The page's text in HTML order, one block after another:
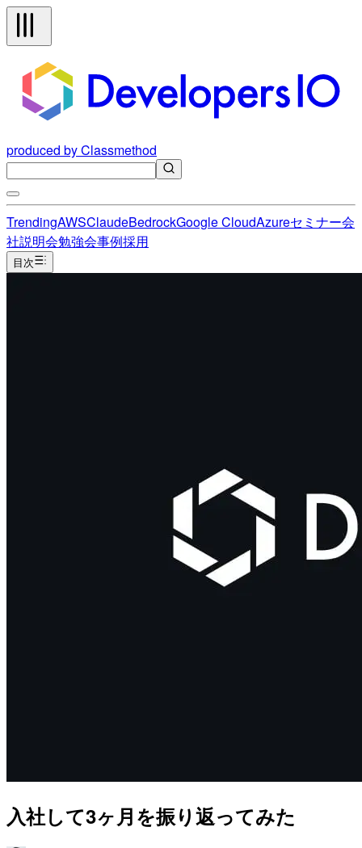
produced by Classmethod
TrendingAWSClaudeBedrockGoogle CloudAzureセミナー会
社説明会勉強会事例採用
目次
入社して3ヶ月を振り返ってみた